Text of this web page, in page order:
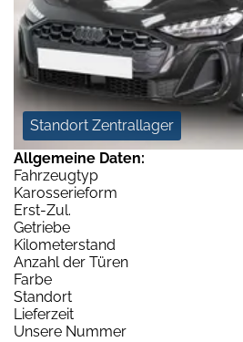
Standort Zentrallager
Allgemeine Daten:
Fahrzeugtyp
Karosserieform
Erst-Zul.
Getriebe
Kilometerstand
Anzahl der Türen
Farbe
Standort
Lieferzeit
Unsere Nummer